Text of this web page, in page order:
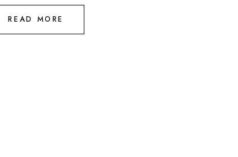
READ MORE